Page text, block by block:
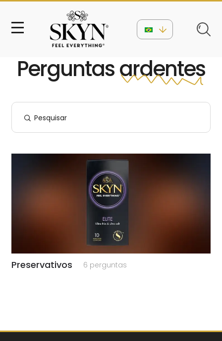
Perguntasardentes
Pesquisar
Preservativos 6 perguntas